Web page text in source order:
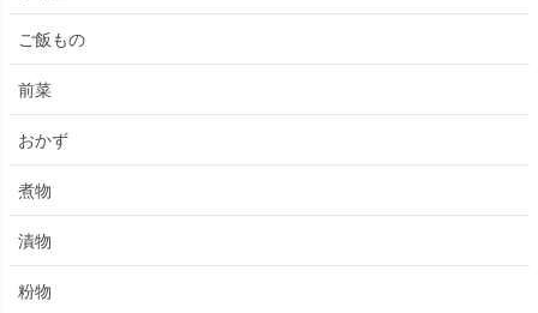
ご飯もの
前菜
おかず
煮物
漬物
粉物